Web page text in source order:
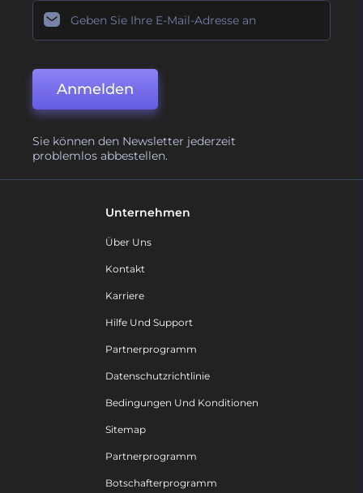
Anmelden
Sie können den Newsletter jederzeit
problemlos abbestellen.
Unternehmen
Über Uns
Kontakt
Karriere
Hilfe Und Support
Partnerprogramm
Datenschutzrichtlinie
Bedingungen Und Konditionen
Sitemap
Partnerprogramm
Botschafterprogramm